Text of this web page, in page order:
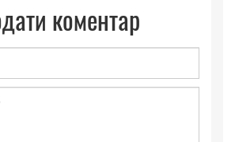
коментар